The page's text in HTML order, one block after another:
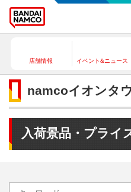
店舗情報 イベント&ニュース
namcoイオンタ
入荷景品・プライ